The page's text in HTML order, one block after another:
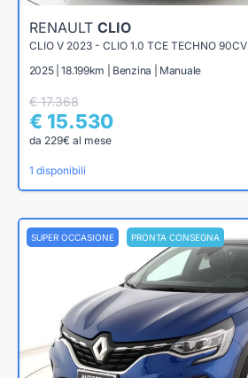
RENAULT CLIO
CLIO V 2023 - CLIO 1.0 TCE TECHNO 90CV
2025 | 18.199km | Benzina | Manuale
€ 17.368
€ 15.530
da 229€ al mese
1 disponibili
SUPER OCCASIONE PRONTA CONSEGNA